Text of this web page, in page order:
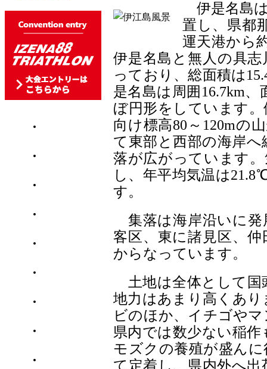
伊是名島
置し、県都
運天港から
伊是名島と無人の具
っており、総面積は
是名島は周囲16.7km
ぼ円形をしています
向け標高80～120mの
て東部と西部の海岸
落が広がっています
し、年平均気温は
す。
集落は海岸沿いに発
客区、東に諸見区、
からなっています。
土地は全体として国
地力はあまり高くあ
ビのほか、イチゴや
県内では数少ない稲
モズクの養殖が盛ん
て定着し、県内外へ